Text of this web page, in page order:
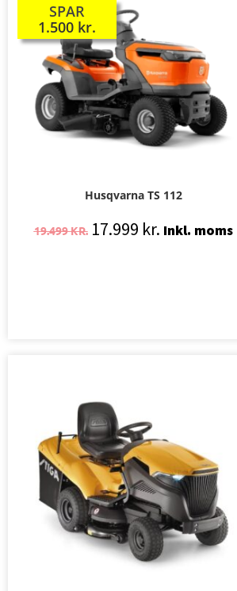
SPAR
1.500 kr.
TILBUD!
Husqvarna TS 112
19.499KR. 17.999 kr. Inkl. moms